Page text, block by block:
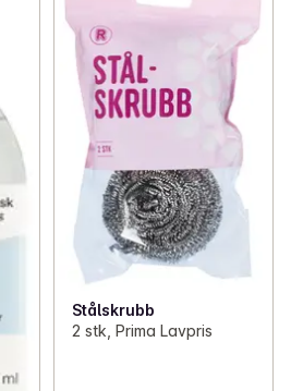
Stålskrubb
2 stk, Prima Lavpris